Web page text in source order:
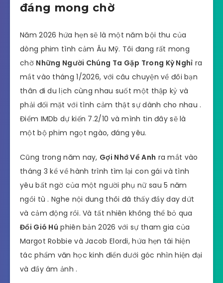
đáng mong chờ
Năm 2026 hứa hẹn sẽ là một năm bội thu của
dòng phim tình cảm Âu Mỹ. Tôi đang rất mong
chờ Những Người Chúng Ta Gặp Trong Kỳ Nghỉ ra
mắt vào tháng 1/2026, với câu chuyện về đôi bạn
thân đi du lịch cùng nhau suốt một thập kỷ và
phải đối mặt với tình cảm thật sự dành cho nhau .
Điểm IMDb dự kiến 7.2/10 và mình tin đây sẽ là
một bộ phim ngọt ngào, đáng yêu.
Cũng trong năm nay, Gợi Nhớ Về Anh ra mắt vào
tháng 3 kể về hành trình tìm lại con gái và tình
yêu bất ngờ của một người phụ nữ sau 5 năm
ngồi tù . Nghe nội dung thôi đã thấy đầy day dứt
và cảm động rồi. Và tất nhiên không thể bỏ qua
Đồi Gió Hú phiên bản 2026 với sự tham gia của
Margot Robbie và Jacob Elordi, hứa hẹn tái hiện
tác phẩm văn học kinh điển dưới góc nhìn hiện đại
và đầy ám ảnh .